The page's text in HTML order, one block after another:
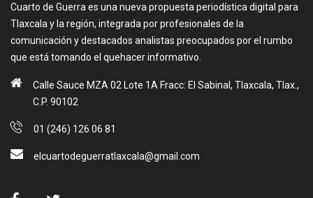
Cuarto de Guerra es una nueva propuesta periodística digital para
Tlaxcala y la región, integrada por profesionales de la
comunicación y destacados analistas preocupados por el rumbo
que está tomando el quehacer informativo.
Calle Sauce MZA 02 Lote 1A Fracc: El Sabinal, Tlaxcala, Tlax.,
C.P. 90102
01 (246) 126 06 81
elcuartodeguerratlaxcala@gmail.com